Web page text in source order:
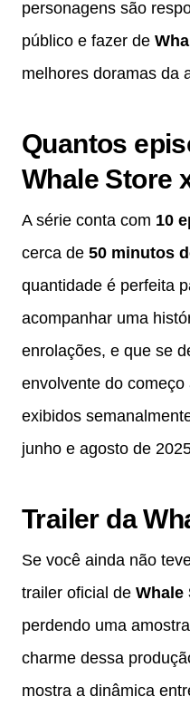
personagens são
público e fazer de
melhores doramas da
Quantos
Whale Store
A série conta com 10
cerca de 50 minutos
quantidade é perfeita
acompanhar uma
enrolações, e que se
envolvente do
exibidos
junho e agosto de
Trailer da
Se você ainda não
trailer oficial de Whale
perdendo uma
charme dessa
mostra a dinâmica